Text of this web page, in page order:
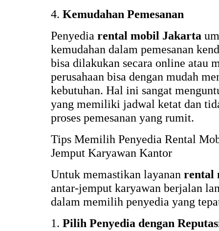
4.Kemudahan Pemesanan
Penyediarental mobil Jakarta
kemudahan dalam pemesanan
bisa dilakukan secara online atau
perusahaan bisa dengan mudah
kebutuhan. Hal ini sangat
yang memiliki jadwal ketat dan
proses pemesanan yang rumit.
Tips Memilih Penyedia Rental
Jemput Karyawan Kantor
Untuk memastikan layananrental
antar-jemput karyawan berjalan
dalam memilih penyedia yang
1.Pilih Penyedia dengan